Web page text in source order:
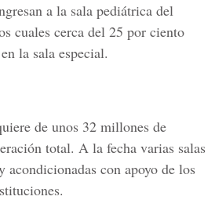
a la sala pediátrica del
cuales cerca del 25 por ciento
la sala especial.
de unos 32 millones de
total. A la fecha varias salas
acondicionadas con apoyo de los